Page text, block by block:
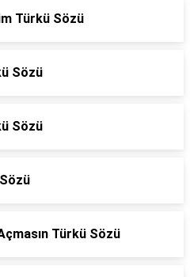
Türkü Sözü
Sözü
Sözü
Türkü Sözü